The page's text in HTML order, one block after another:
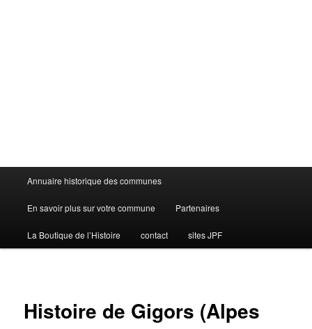
Menu
principal
Annuaire historique des communes
En savoir plus sur votre commune Partenaires
La Boutique de l’Histoire contact sites JPF
Histoire de Gigors (Alpes